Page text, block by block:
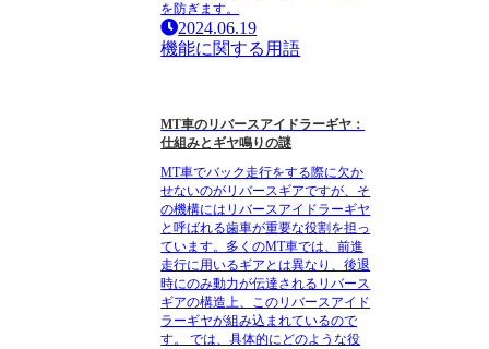
を防ぎます。
2024.06.19
機能に関する用語
MT車のリバースアイドラーギヤ：
仕組みとギヤ鳴りの謎
MT車でバック走行をする際に欠か
せないのがリバースギアですが、そ
の機構にはリバースアイドラーギヤ
と呼ばれる歯車が重要な役割を担っ
ています。多くのMT車では、前進
走行に用いるギアとは異なり、後退
時にのみ動力が伝達されるリバース
ギアの構造上、このリバースアイド
ラーギヤが組み込まれているので
す。 では、具体的にどのような役